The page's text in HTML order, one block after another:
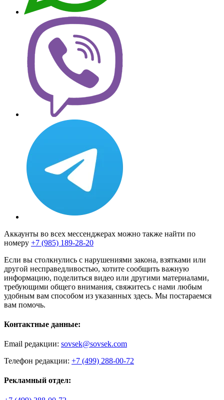
Аккаунты во всех мессенджерах можно также найти по
номеру +7 (985) 189-28-20
Если вы столкнулись с нарушениями закона, взятками или
другой несправедливостью, хотите сообщить важную
информацию, поделиться видео или другими материалами,
требующими общего внимания, свяжитесь с нами любым
удобным вам способом из указанных здесь. Мы постараемся
вам помочь.
Контактные данные:
Email редакции: sovsek@sovsek.com
Телефон редакции: +7 (499) 288-00-72
Рекламный отдел: